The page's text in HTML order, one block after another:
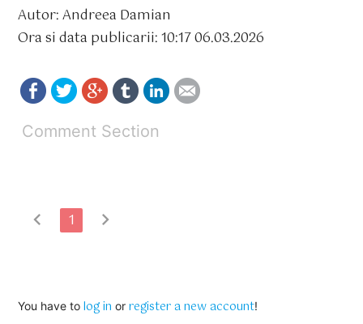
Autor: Andreea Damian
Ora si data publicarii: 10:17 06.03.2026
Comment Section
chevron_left 1 chevron_right
You have tolog in orregister a new account!